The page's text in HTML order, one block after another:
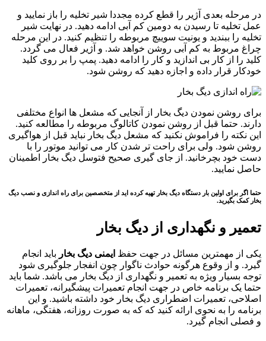
در مرحله بعدی آژیر را قطع کرده مجددا شیر تخلیه را باز نمایید و
عمل تخلیه تا رسیدن به دومین کم آبی ادامه دهید. در نهایت شیر
تخلیه را ببندید و یونیت سوییچ مربوطه را تنظیم کنید. در این مرحله
چراغ مربوط به کم آبی روشن خواهد شد. و آژیر فعال می گردد.
کلید را از کار بی اندازید و کار را ادامه دهید. پمپ را بر روی کلید
خودکار قرار داده و اجازه دهید که روشن شود.
برای روشن نمودن دیگ بخار از آنجایی که مشعل ها انواع مختلفی
دارند. حتما قبل از روشن نمودن کاتالوگ مربوطه را مطالعه کنید.
این نکته را فراموش نکنید که مشعل دیگ بخار نباید قبل از هواگیری
روشن شود. ولی برای راحت تر شدن کار می توانید موتور را با
دست خود بچرخانید. از جای گیری صحیح فتوسل دیگ بخار اطمینان
حاصل نمایید.
حتما اگر برای اولین بار دستگاه دیگ بخار تهیه کرده اید از متخصصین برای راه اندازی و نصب دیگ
بخار کمک بگیرید.
تعمیر و نگهداری از دیگ بخار
یکی از مهمترین مسائل در جهت حفظ ایمنی دیگ بخار باید انجام
گیرد. و از وقوع هرگونه حوادث ناگوار چون انفجار جلوگیری شود
توجه بسیار ویژه به تعمیر و نگهداری از دیگ بخار می باشد. شما باید
حتما یک برنامه خاص در جهت انجام تعمیرات پیشگیرانه، تعمیرات
اصلاحی، تعمیرات اضطراری دیگ بخار خود داشته باشید. و این
برنامه را به نحوی ارائه کنید که که به صورت روزانه، هفتگی، ماهانه
و فصلی انجام گیرد.